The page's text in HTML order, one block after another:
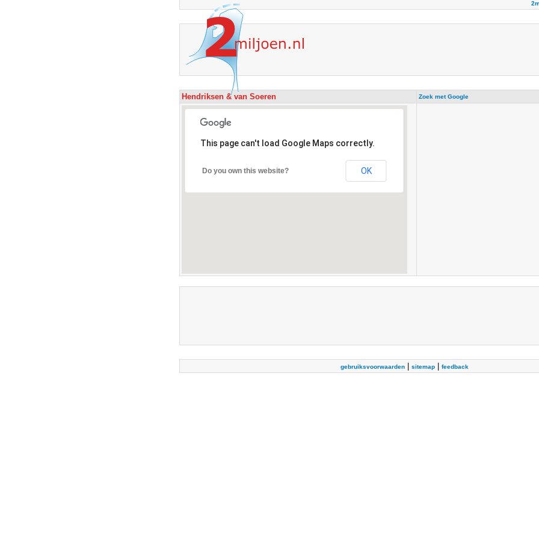
Hendriksen & van Soeren Zoek met Google
This page can't load Google Maps correctly.
Do you own this website? OK
gebruiksvoorwaarden| sitemap| feedback